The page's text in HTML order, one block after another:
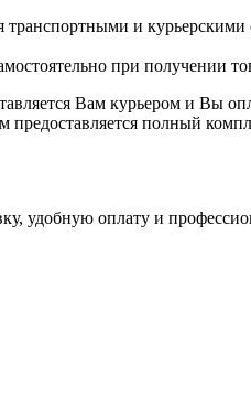
транспортными и курьерскими
при получении
Вам курьером и Вы
полный
удобную оплату и